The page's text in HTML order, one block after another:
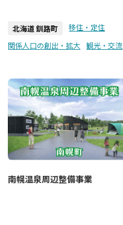
北海道 釧路町
移住・定住
関係人口の創出・拡大
観光・交流
南幌温泉周辺整備事業